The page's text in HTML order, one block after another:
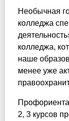
Необычная
колледжа
колледжа,
наше
менее уже
2, 3 курсов